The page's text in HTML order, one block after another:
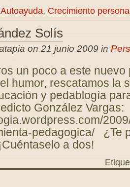
Autoayuda, Crecimiento
Solís
on 21 junio 2009 in
un poco a este nuevo
humor, rescatamos la
y pedablogía
González Vargas:
pedagogica/ ¿Te
a dos!